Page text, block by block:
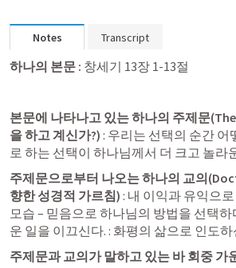
Notes Transcript
하나의 본문 : 창세기 13장 1-13절
본문에 나타나고 있는 하나의 주제문
을 하고 계신가?) : 우리는 선택의 순간 어
주제문으로부터 나오는 하나의 교의
향한 성경적 가르침) : 내 이익과 유익으
모습 – 믿음으로 하나님의 방법을 선택
운 일을 이끄신다. : 화평의 삶으로 인도하
주제문과 교의가 말하고 있는 바 회중 가